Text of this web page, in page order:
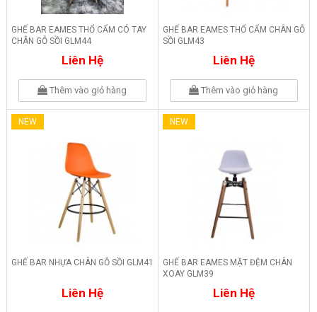
GHẾ BAR EAMES THỔ CẨM CÓ TAY
CHÂN GỖ SỒI GLM44
Liên Hệ
Thêm vào giỏ hàng
GHẾ BAR EAMES THỔ CẨM CHÂN GỖ
SỒI GLM43
Liên Hệ
Thêm vào giỏ hàng
NEW
GHẾ BAR NHỰA CHÂN GỖ SỒI GLM41
Liên Hệ
NEW
GHẾ BAR EAMES MẶT ĐỆM CHÂN
XOAY GLM39
Liên Hệ